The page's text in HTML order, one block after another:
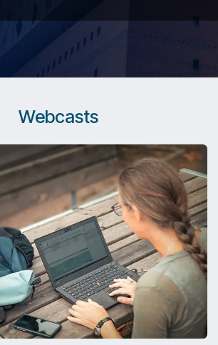
Webcasts